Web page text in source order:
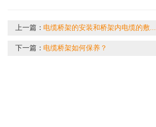
上一篇： 电缆桥架的安装和桥架内电缆的敷...
下一篇： 电缆桥架如何保养？